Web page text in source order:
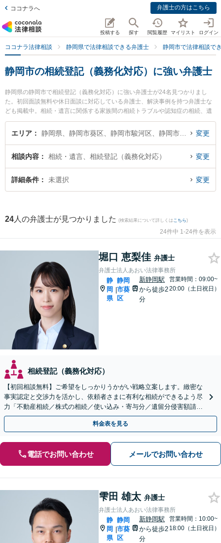
ココナラへ 弁護士の方はこちら
投稿する 探す 閲覧履歴 マイリスト ログイン
ココナラ法律相談 静岡県で法律相談できる弁護士 静岡市で法律相談で
静岡市の相続登記（義務化対応）に強い弁護士
静岡県の静岡市で相続登記（義務化対応）に強い弁護士が24名見つかりまし
た。初回面談無料や休日面談に対応している弁護士、解決事例を持つ弁護士な
ども掲載中。相続・遺言に関係する家族間の相続トラブルや認知症の相続、遺
産分割等の細かな分野での絞り込み検索もでき便利です。特に弁護士法人あお
い法律事務所の堀口 恵梨佳弁護士や弁護士法人あおい法律事務所の雫田 雄太弁
た相続登記（義務化対応）のトラブルを今すぐに弁護士に相談したい』『相続
登記（義務化対応）のトラブル解決の実績豊富な近くの弁護士を検索したい』
『初回相談無料で相続登記（義務化対応）を法律相談できる静岡市内の弁護士
エリア 変更
相談内容 相続・遺言、相続登記（義務化対応） 変更
詳細条件 未選択 変更
24 人の弁護士が見つかりました (検索結果について詳しくは こちら)
24件中 1-24件を表示
堀口 恵梨佳 弁護士
弁護士法人あおい法律事務所
静
岡
県
|
静岡
市葵
区
新静岡駅
から徒歩2
分
営業時間：09:00~
20:00（土日祝日）
相続登記（義務化対応）
【初回相談無料】ご希望をしっかりうかがい戦略立案します。緻密な
事実認定と交渉力を活かし、依頼者さまに有利な相続ができるよう尽
力「不動産相続／株式の相続／使い込み・寄与分／遺留分侵害額請求
／相続放棄／生前贈与／事業承継」【休日・夜間相談可】
料金表を見る
電話でお問い合わせ メールでお問い合わせ
雫田 雄太 弁護士
弁護士法人あおい法律事務所
静
岡
県
|
静岡
市葵
区
新静岡駅
から徒歩2
分
営業時間：10:00~
18:00（土日祝日）